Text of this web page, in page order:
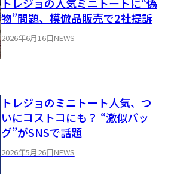
物”問題、模倣品販売で2社提訴
2026年6月16日NEWS
トレジョのミニトート人気、つ
いにコストコにも？ “激似バッ
グ”がSNSで話題
2026年5月26日NEWS